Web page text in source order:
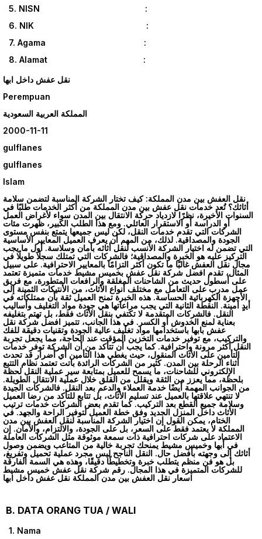
5. NISN :
6. NIK :
7. Agama :
8. Alamat :
نقل عفش داخل ابها
Perempuan
المملكة العربية السعودية
2000-11-11
gulflanes
gulflanes
Islam
نقل العفش بين مدن المملكة: كيف تختار الشركة المناسبة لتضمن سلامة
أثاثك؟ تُعد خدمات نقل عفش بين مدن المملكة من أكثر الخدمات طلبًا في
السنوات الأخيرة، نظرًا لازدياد حركة الانتقال بين المدن سواء لأغراض العمل
أو الدراسة أو الاستقرار العائلي. ومع هذا الطلب الكبير، ظهرت مئات
الشركات التي تقدم خدمات النقل، لكن ليس جميعها يتمتع بنفس مستوى
الجودة والمصداقية. لذلك، من المهم أن يعرف العميل المعايير الأساسية
التي تضمن له اختيار الشركة الأنسب لنقل أثاثه بأمان وسلاسة. أول ما يجب
التركيز عليه هو الخبرة والمصداقية؛ فالشركات التي تمتلك سجلًا طويلًا في
مجال نقل العفش غالبًا ما تكون أكثر التزامًا بالمعايير الاحترافية. على سبيل
المثال، تقدم افضل شركة نقل عفش بخميس مشيط خدمات متميزة تعتمد
على أسطول حديث من الشاحنات المغلقة والرافعات المتطورة، مع فريق
عمل مدرب على التعامل مع مختلف أنواع الأثاث، من الأنتيكات الثمينة إلى
الأجهزة الكهربائية الحساسة. هذه الخبرة تمنح العميل ثقة بأن ممتلكاته في
أيدٍ أمينة. النقطة الثانية التي يجب مراعاتها هي جودة مواد التغليف وأساليب
النقل. فالشركات المتقدمة لا تكتفي بنقل الأثاث فقط، بل تهتم بتغليفه
بعناية لمنع الخدوش أو الكسر. في هذا الجانب، تتميز افضل شركة نقل
عفش بابها باستخدامها مواد تغليف عالية الجودة وتقنيات دقيقة للفك
والتركيب، مع توفير خدمات التخزين المؤقت عند الحاجة، مما يجعل تجربة
النقل أكثر مرونة واحترافية. كما يجب أن تتأكد من أن الشركة توفر خدمات
التأمين على الأثاث المنقول، حيث يغطي هذا التأمين أي أضرار قد تحدث
أثناء الرحلة بين المدن. كثير من الشركات الرائدة باتت تعتمد نظام التتبع
الإلكتروني للشاحنات، ما يسمح للعميل بمتابعة سير عملية النقل لحظة
بلحظة، مما يعزز من الثقة ويقلل من القلق خلال عملية الانتقال الطويلة.
من الجوانب المهمة أيضًا خدمة العملاء والدعم بعد النقل. فالشركات الجيدة
لا تنتهي علاقتها بالعميل عند تسليم الأثاث، بل تتابع للتأكد من رضا العميل
وسلامة جميع القطع بعد التركيب. كما تقدم بعض الشركات خدمات ترتيب
الأثاث داخل المنزل الجديد وفق خطة العميل لتوفير الراحة والجهد. في
الختام، يمكن القول إن اختيار الشركة المناسبة لنقل العفش بين مدن
المملكة لا يعتمد فقط على السعر، بل على الجودة، والالتزام، والأمان. إن
الاعتماد على شركات احترافية ذات سمعة موثوقة مثل الشركات العاملة
في أبها وخميس مشيط يمنحك تجربة خالية من المتاعب ويضمن وصول
أثاثك إلى وجهته بأفضل حال. النقل الناجح ليس مجرد عملية تحميل وتفريغ،
بل هو فن منظم يتطلب خبرة وتخطيطًا دقيقًا، وهذه هي السمة الفارقة
للشركات المتميزة في هذا المجال. رقم شركة نقل عفش خميس مشيط
اسعار نقل العفش بين مدن المملكة نقل عفش داخل ابها
B. DATA ORANG TUA / WALI
1. Nama